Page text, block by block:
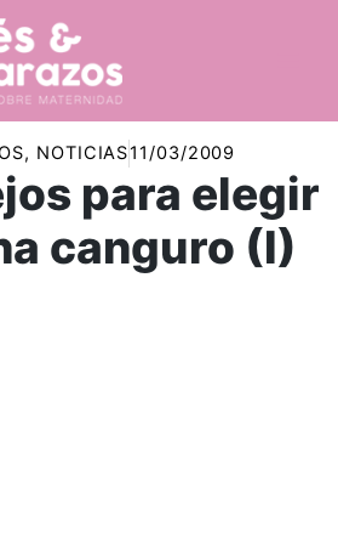
, NOTICIAS11/03/2009
para elegir
canguro (I)